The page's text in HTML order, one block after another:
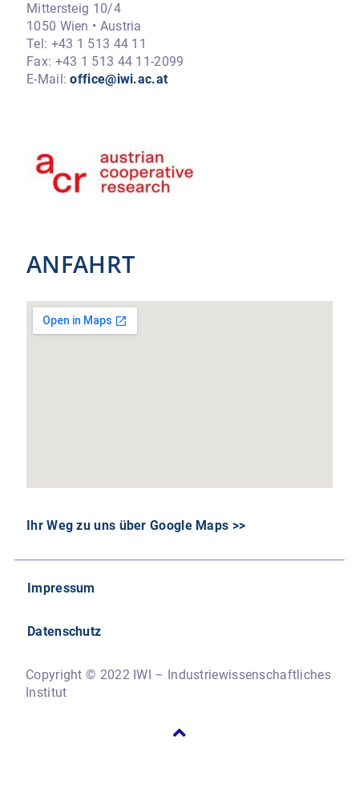
Mittersteig 10/4
1050 Wien • Austria
Tel: +43 1 513 44 11
Fax: +43 1 513 44 11-2099
E-Mail:office@iwi.ac.at
ANFAHRT
Ihr Weg zu uns über Google Maps >>
Impressum
Datenschutz
Copyright © 2022 IWI – Industriewissenschaftliches
Institut